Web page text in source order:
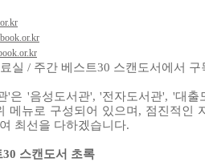
실 / 주간 베스트30 스캔도서에서 구
'은 '음성도서관', '전자도서관', '대
메뉴로 구성되어 있으며, 점진적인
최선을 다하겠습니다.
스캔도서 초록